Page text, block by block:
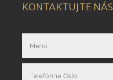
KONTAKTUJTE NÁS